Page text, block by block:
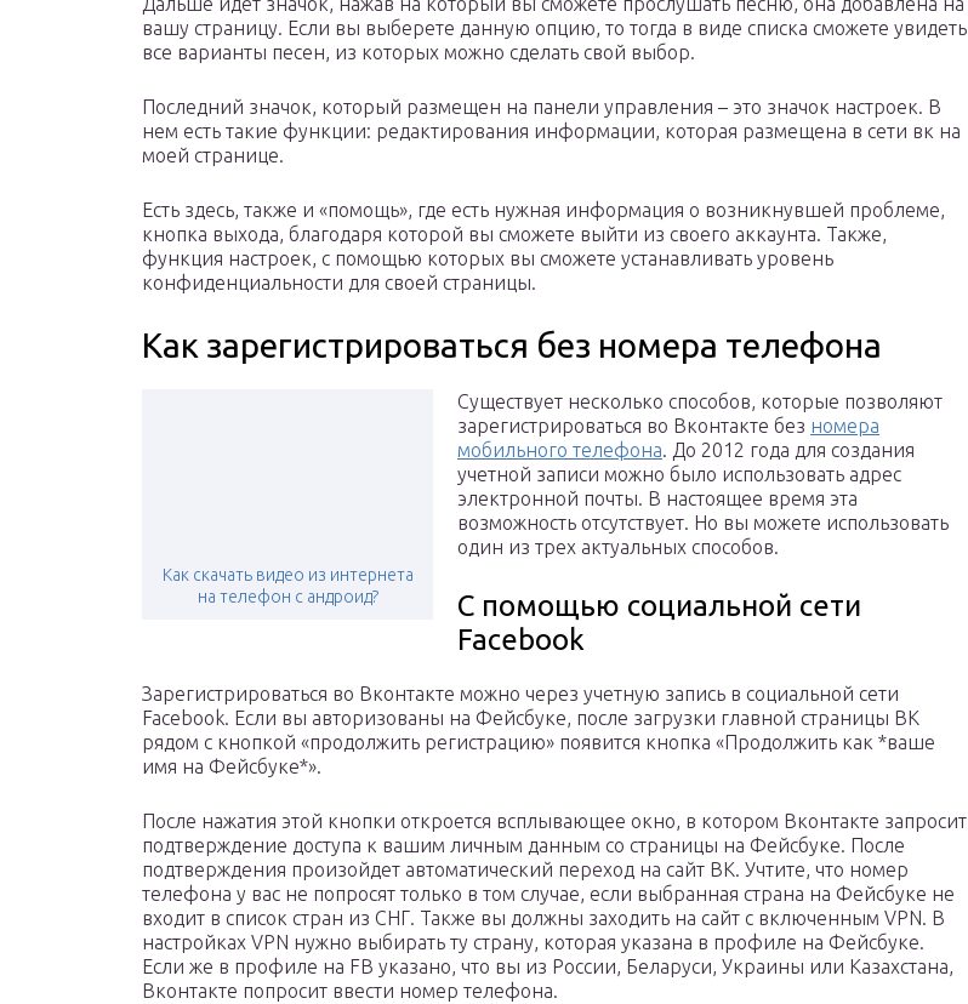
вашу страницу. Если вы выберете данную опцию, то тогда в виде списка сможете увидеть
все варианты песен, из которых можно сделать свой выбор.
Последний значок, который размещен на панели управления – это значок настроек. В
нем есть такие функции: редактирования информации, которая размещена в сети вк на
моей странице.
Есть здесь, также и «помощь», где есть нужная информация о возникнувшей проблеме,
кнопка выхода, благодаря которой вы сможете выйти из своего аккаунта. Также,
функция настроек, с помощью которых вы сможете устанавливать уровень
конфиденциальности для своей страницы.
Как зарегистрироваться без номера телефона
Как скачать видео из интернета
на телефон с андроид?
Существует несколько способов, которые позволяют
зарегистрироваться во Вконтакте без номера
мобильного телефона. До 2012 года для создания
учетной записи можно было использовать адрес
электронной почты. В настоящее время эта
возможность отсутствует. Но вы можете использовать
один из трех актуальных способов.
С помощью социальной сети
Facebook
Зарегистрироваться во Вконтакте можно через учетную запись в социальной сети
Facebook. Если вы авторизованы на Фейсбуке, после загрузки главной страницы ВК
рядом с кнопкой «продолжить регистрацию» появится кнопка «Продолжить как *ваше
имя на Фейсбуке*».
После нажатия этой кнопки откроется всплывающее окно, в котором Вконтакте запросит
подтверждение доступа к вашим личным данным со страницы на Фейсбуке. После
подтверждения произойдет автоматический переход на сайт ВК. Учтите, что номер
телефона у вас не попросят только в том случае, если выбранная страна на Фейсбуке не
входит в список стран из СНГ. Также вы должны заходить на сайт с включенным VPN. В
настройках VPN нужно выбирать ту страну, которая указана в профиле на Фейсбуке.
Если же в профиле на FB указано, что вы из России, Беларуси, Украины или Казахстана,
Вконтакте попросит ввести номер телефона.